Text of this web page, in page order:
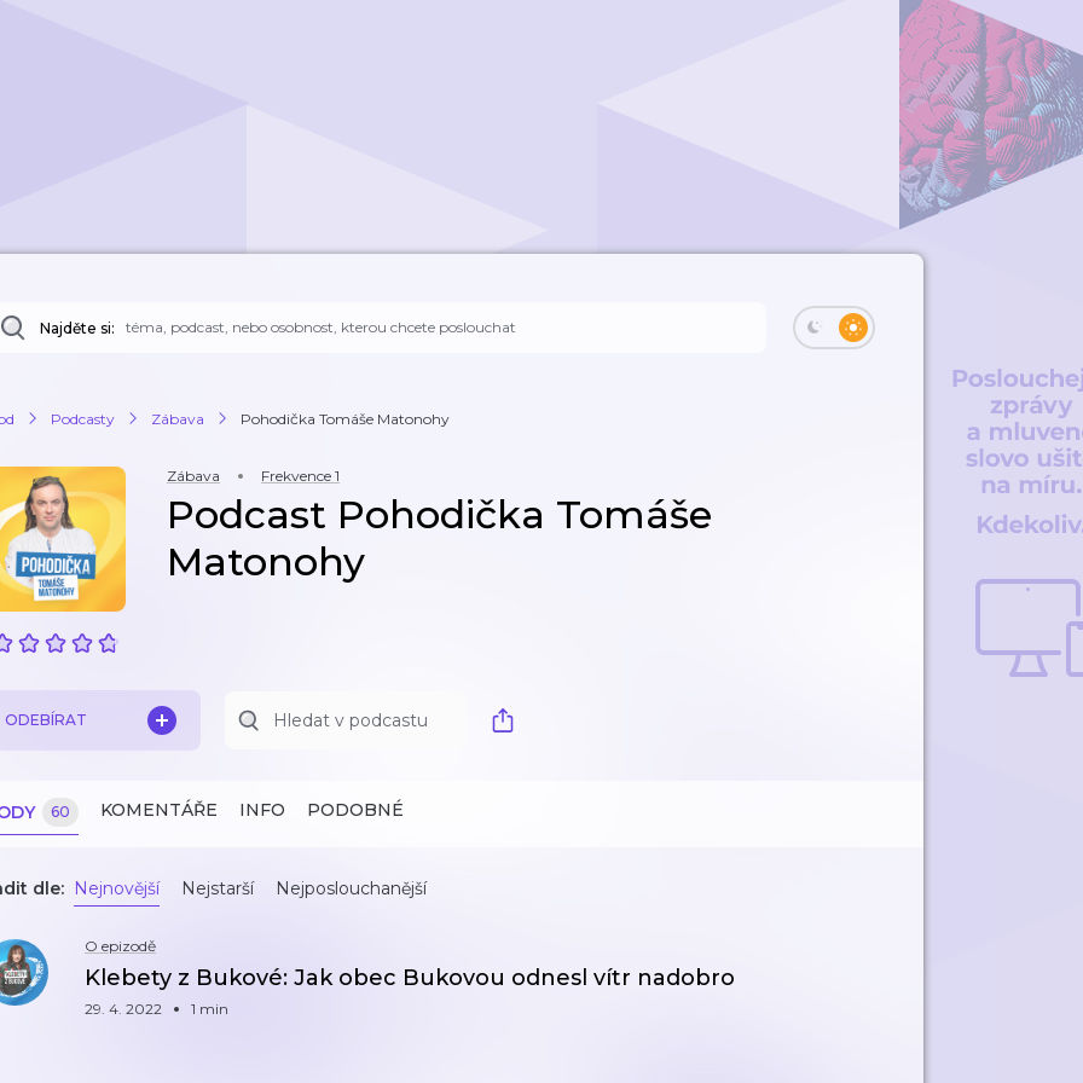
Najděte si:
Podcasty Zábava Pohodička Tomáše Matonohy
Zábava Frekvence 1
Podcast Pohodička Tomáše
Matonohy
ODEBÍRAT
60 KOMENTÁŘE INFO PODOBNÉ
dle: Nejnovější Nejstarší Nejposlouchanější
O epizodě
Klebety z Bukové: Jak obec Bukovou odnesl vítr nadobro
29. 4. 2022 1 min